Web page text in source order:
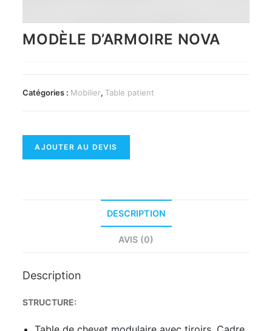
MODÈLE D’ARMOIRE NOVA
Catégories : Mobilier, Table patient
AJOUTER AU DEVIS
DESCRIPTION
AVIS (0)
Description
STRUCTURE: